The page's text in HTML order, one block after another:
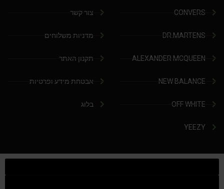
CONVERS
DR.MARTENS
ALEXANDER MCQUEEN
NEW BALANCE
OFF WHITE
YEEZY
צור קשר
מדניות משלוחים
תקנון האתר
אבטחת מידע ופרטיות
בלוג